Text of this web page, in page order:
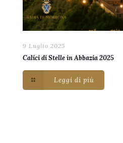
9 Luglio 2025
Calici di Stelle in Abbazia 2025
Leggi di più